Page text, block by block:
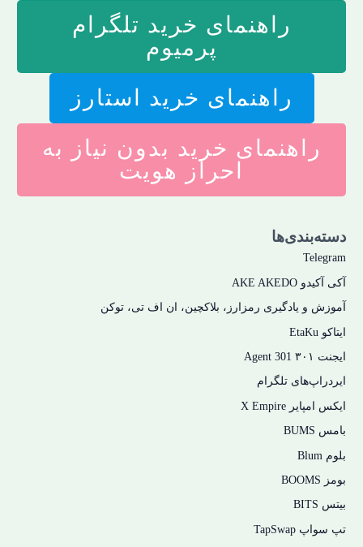
راهنمای خرید تلگرام
پرمیوم
راهنمای خرید استارز
راهنمای خرید بدون نیاز به
احراز هویت
دسته‌‌بندی‌ها
Telegram
آکی آکیدو AKE AKEDO
آموزش و یادگیری رمزارز، بلاکچین، ان اف تی، توکن
ایتاکو EtaKu
ایجنت ۳۰۱ Agent 301
ایردراپ‌های تلگرام
ایکس امپایر X Empire
بامس BUMS
بلوم Blum
بومز BOOMS
بیتس BITS
تپ سواپ TapSwap